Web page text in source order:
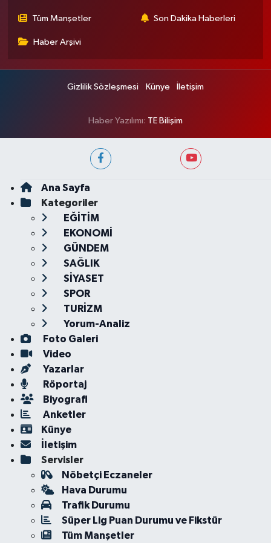
Tüm Manşetler Son Dakika Haberleri
Haber Arşivi
Gizlilik Sözleşmesi Künye İletişim
Haber Yazılımı: TE Bilişim
Ana Sayfa
Kategoriler
EĞİTİM
EKONOMİ
GÜNDEM
SAĞLIK
SİYASET
SPOR
TURİZM
Yorum-Analiz
Foto Galeri
Video
Yazarlar
Röportaj
Biyografi
Anketler
Künye
İletişim
Servisler
Nöbetçi Eczaneler
Hava Durumu
Trafik Durumu
Süper Lig Puan Durumu ve Fikstür
Tüm Manşetler